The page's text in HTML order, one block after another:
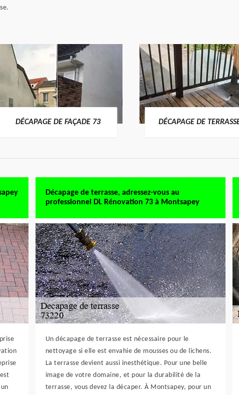
DÉCAPAGE DE FAÇADE 73 DÉCAPAGE DE
Décapage de terrasse, adressez-vous au
professionnel DL Rénovation 73 à Montsapey
Un décapage de terrasse est nécessaire pour le
nettoyage si elle est envahie de mousses ou de lichens.
La terrasse devient aussi inesthétique. Pour une belle
image de votre domaine, et pour la durabilité de la
terrasse, vous devez la décaper. À Montsapey, pour un